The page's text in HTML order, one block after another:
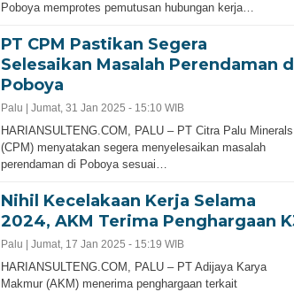
Poboya memprotes pemutusan hubungan kerja…
PT CPM Pastikan Segera
Selesaikan Masalah Perendaman
Poboya
Palu | Jumat, 31 Jan 2025 - 15:10 WIB
HARIANSULTENG.COM, PALU – PT Citra Palu Minerals
(CPM) menyatakan segera menyelesaikan masalah
perendaman di Poboya sesuai…
Nihil Kecelakaan Kerja Selama
2024, AKM Terima Penghargaan
Palu | Jumat, 17 Jan 2025 - 15:19 WIB
HARIANSULTENG.COM, PALU – PT Adijaya Karya
Makmur (AKM) menerima penghargaan terkait